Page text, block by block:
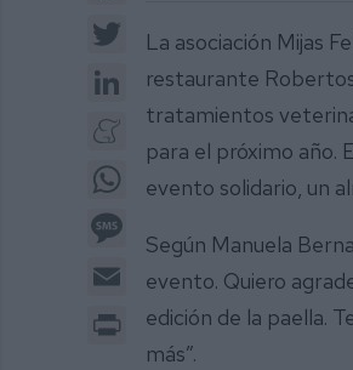
LinkedIn
Meneame
WhatsApp
Print
La asociación Mijas
restaurante
tratamientos
para el próximo año.
evento solidario, un
Según Manuela
evento. Quiero
edición de la paella.
más”.